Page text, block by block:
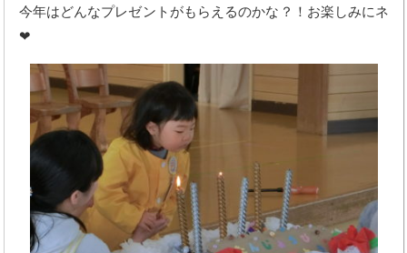
今年はどんなプレゼントがもらえるのかな？！お楽しみにネ
❤